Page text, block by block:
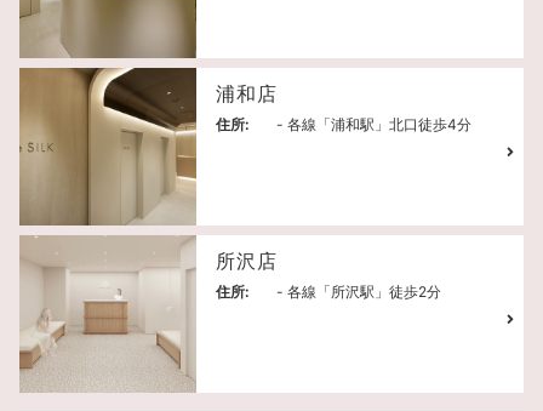
浦和店
住所: - 各線「浦和駅」北口徒歩4分
所沢店
住所: - 各線「所沢駅」徒歩2分